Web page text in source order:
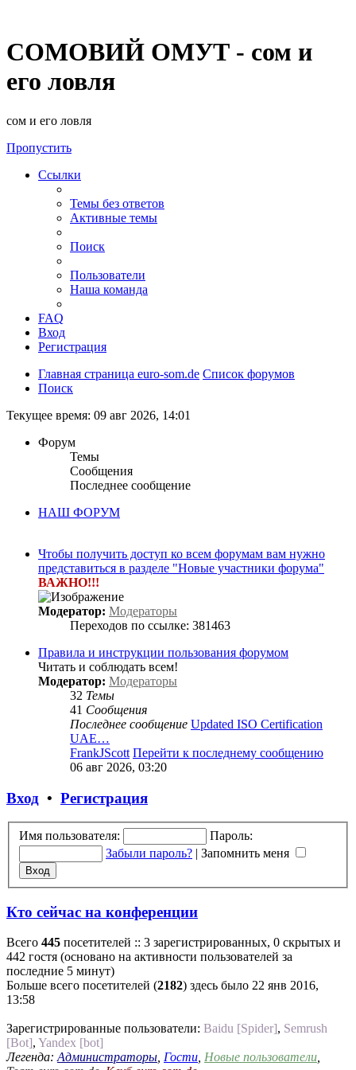
СОМОВИЙ ОМУТ - сом и
его ловля
сом и его ловля
Пропустить
Ссылки
Темы без ответов
Активные темы
Поиск
Пользователи
Наша команда
FAQ
Вход
Регистрация
Главная страница euro-som.de Список форумов
Поиск
Текущее время: 09 авг 2026, 14:01
Форум
Темы
Сообщения
Последнее сообщение
НАШ ФОРУМ
Чтобы получить доступ ко всем форумам вам нужно
представиться в разделе "Новые участники форума"
ВАЖНО!!!
Модератор: Модераторы
Переходов по ссылке: 381463
Правила и инструкции пользования форумом
Читать и соблюдать всем!
Модератор: Модераторы
32 Темы
41 Сообщения
Последнее сообщение Updated ISO Certification
UAE…
FrankJScott Перейти к последнему сообщению
06 авг 2026, 03:20
Вход • Регистрация
Имя пользователя:
Пароль:
Забыли пароль? | Запомнить меня
Кто сейчас на конференции
Всего 445 посетителей :: 3 зарегистрированных, 0 скрытых и
442 гостя (основано на активности пользователей за
последние 5 минут)
Больше всего посетителей (2182) здесь было 22 янв 2016,
13:58
Зарегистрированные пользователи: Baidu [Spider], Semrush
[Bot], Yandex [bot]
Легенда: Администраторы Гости Новые пользователи